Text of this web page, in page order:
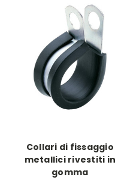
Collari di fissaggio
metallici rivestiti in
gomma